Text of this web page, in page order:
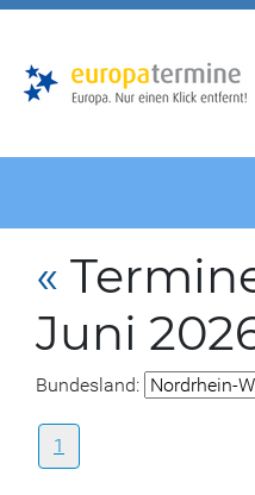
«
Juni
Bundesland:
1